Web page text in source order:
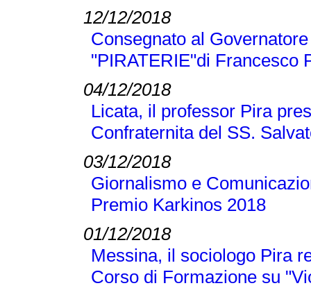
12/12/2018
Consegnato al
"PIRATERIE"di Francesco
04/12/2018
Licata, il professor Pira
Confraternita del SS.
03/12/2018
Giornalismo e
Premio Karkinos 2018
01/12/2018
Messina, il sociologo Pira
Corso di Formazione su